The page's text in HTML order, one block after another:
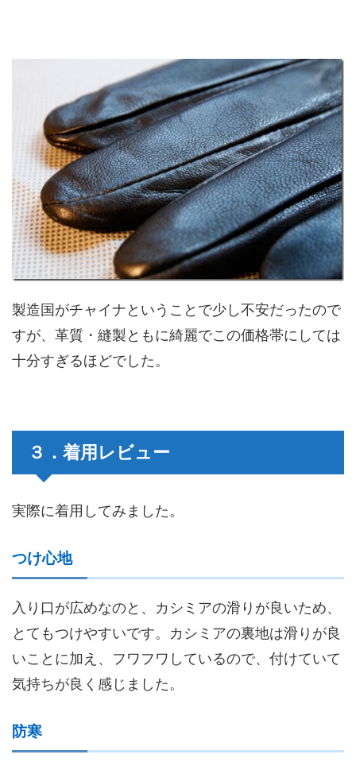
製造国がチャイナということで少し不安だったので
すが、革質・縫製ともに綺麗でこの価格帯にしては
十分すぎるほどでした。
３．着用レビュー
実際に着用してみました。
つけ心地
入り口が広めなのと、カシミアの滑りが良いため、
とてもつけやすいです。カシミアの裏地は滑りが良
いことに加え、フワフワしているので、付けていて
気持ちが良く感じました。
防寒